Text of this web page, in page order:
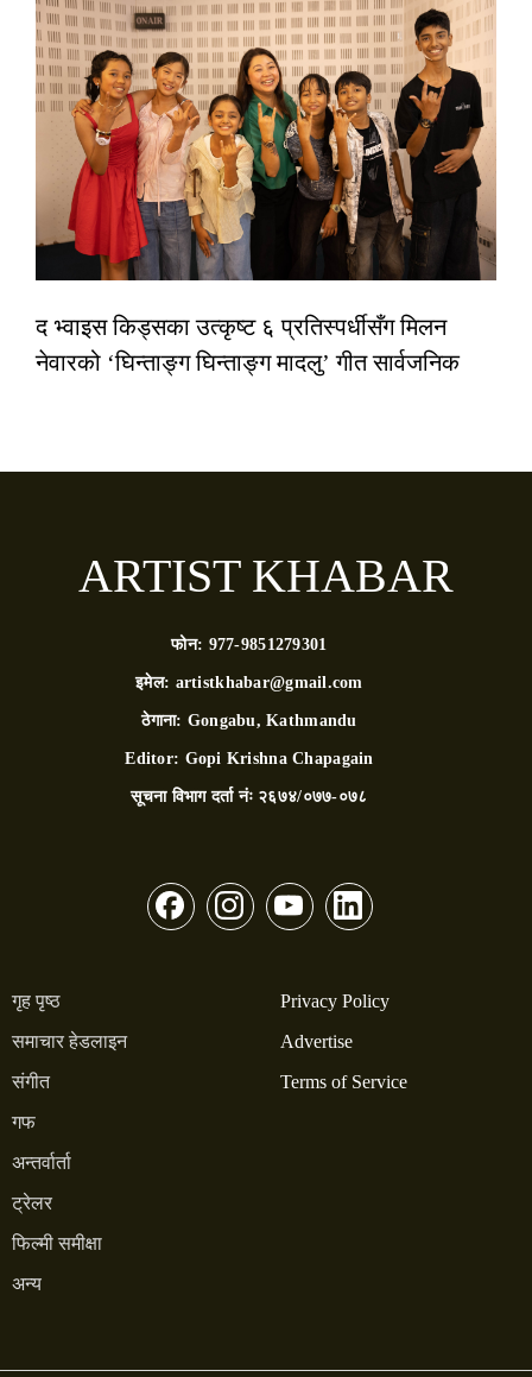
द भ्वाइस किड्सका उत्कृष्ट ६ प्रतिस्पर्धीसँग मिलन
नेवारको ‘घिन्ताङ्ग घिन्ताङ्ग मादलु’ गीत सार्वजनिक
ARTIST KHABAR
फोन: 977-9851279301
इमेल: artistkhabar@gmail.com
ठेगाना: Gongabu, Kathmandu
Editor: Gopi Krishna Chapagain
सूचना विभाग दर्ता नंः २६७४/०७७-०७८
गृह पृष्ठ
समाचार हेडलाइन
संगीत
गफ
अन्तर्वार्ता
ट्रेलर
फिल्मी समीक्षा
अन्य
Privacy Policy
Advertise
Terms of Service